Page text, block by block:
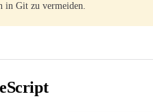
in Git zu vermeiden.